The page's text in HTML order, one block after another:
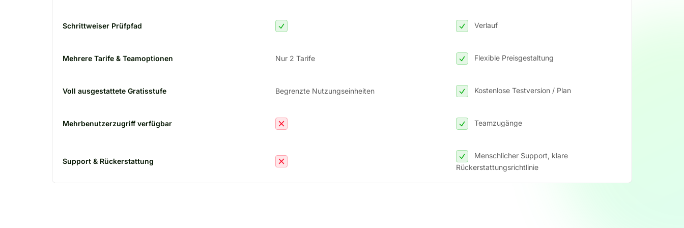
Schrittweiser Prüfpfad Verlauf
Mehrere Tarife & Teamoptionen Nur 2 Tarife Flexible Preisgestaltung
Voll ausgestattete Gratisstufe Begrenzte Nutzungseinheiten Kostenlose Testversion / Plan
Mehrbenutzerzugriff verfügbar Teamzugänge
Support & Rückerstattung
Menschlicher Support, klare
Rückerstattungsrichtlinie